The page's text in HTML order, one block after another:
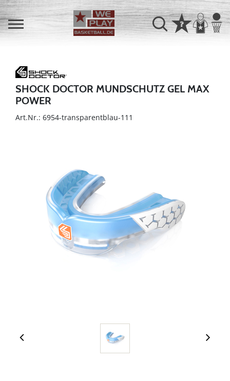
SHOCK DOCTOR MUNDSCHUTZ GEL MAX
POWER
Art.Nr.: 6954-transparentblau-111